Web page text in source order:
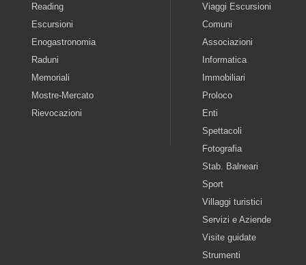
Reading
Escursioni
Enogastronomia
Raduni
Memoriali
Mostre-Mercato
Rievocazioni
Viaggi Escursioni
Comuni
Associazioni
Informatica
Immobiliari
Proloco
Enti
Spettacoli
Fotografia
Stab. Balneari
Sport
Villaggi turistici
Servizi e Aziende
Visite guidate
Strumenti